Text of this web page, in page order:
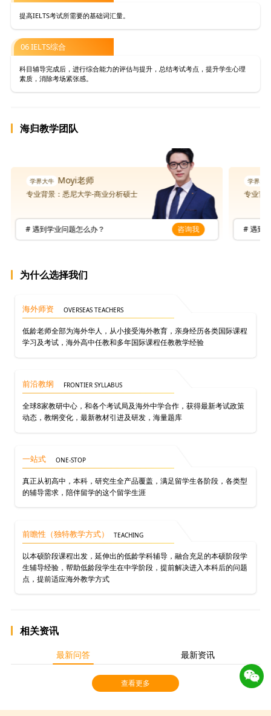
提高IELTS考试所需要的基础词汇量。
06 IELTS综合
科目辅导完成后，进行综合能力的评估与提升，总结考试考点，提升学生心理
素质，消除考场紧张感。
海归教学团队
Moyi老师
专业背景：悉尼大学-商业分析硕士
# 遇到学业问题怎么办？ 咨询我
专业背
# 遇到
为什么选择我们
海外师资 OVERSEAS TEACHERS
低龄老师全部为海外华人，从小接受海外教育，亲身经历各类国际课程
学习及考试，海外高中任教和多年国际课程任教教学经验
前沿教纲 FRONTIER SYLLABUS
全球8家教研中心，和各个考试局及海外中学合作，获得最新考试政策
动态，教纲变化，最新教材引进及研发，海量题库
一站式 ONE-STOP
真正从初高中，本科，研究生全产品覆盖，满足留学生各阶段，各类型
的辅导需求，陪伴留学的这个留学生涯
前瞻性（独特教学方式） TEACHING
以本硕阶段课程出发，延伸出的低龄学科辅导，融合充足的本硕阶段学
生辅导经验，帮助低龄段学生在中学阶段，提前解决进入本科后的问题
点，提前适应海外教学方式
相关资讯
最新问答 最新资讯
查看更多